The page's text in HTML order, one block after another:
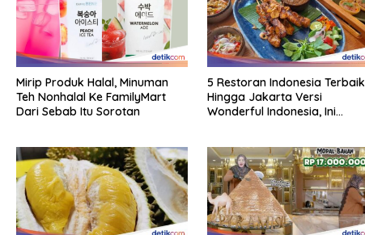
Mirip Produk Halal, Minuman
Teh Nonhalal Ke FamilyMart
Dari Sebab Itu Sorotan
5 Restoran Indonesia Terbaik
Hingga Jakarta Versi
Wonderful Indonesia, Ini